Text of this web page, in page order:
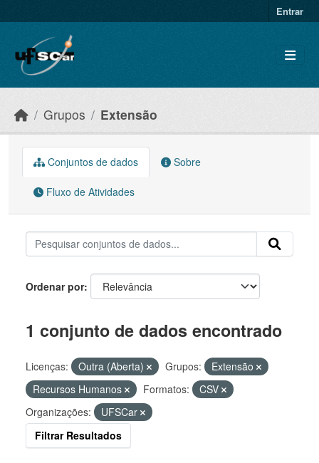
Entrar
Grupos Extensão
Conjuntos de dados Sobre
Fluxo de Atividades
Ordenar por
1 conjunto de dados encontrado
Licenças: Outra (Aberta) Grupos:
Extensão
Recursos Humanos
Formatos:
CSV
Organizações:
UFSCar
Filtrar Resultados